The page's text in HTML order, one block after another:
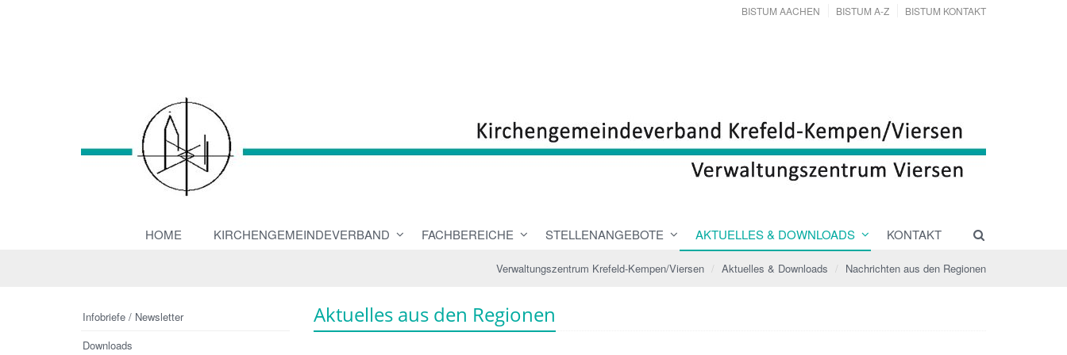
BISTUM AACHEN BISTUM A-Z BISTUM KONTAKT
HOME KIRCHENGEMEINDEVERBAND FACHBEREICHE STELLENANGEBOTE AKTUELLES & DOWNLOADS KONTAKT
Verwaltungszentrum Krefeld-Kempen/Viersen Aktuelles & Downloads Nachrichten aus den Regionen
Aktuelles aus den Regionen
Infobriefe / Newsletter
Downloads